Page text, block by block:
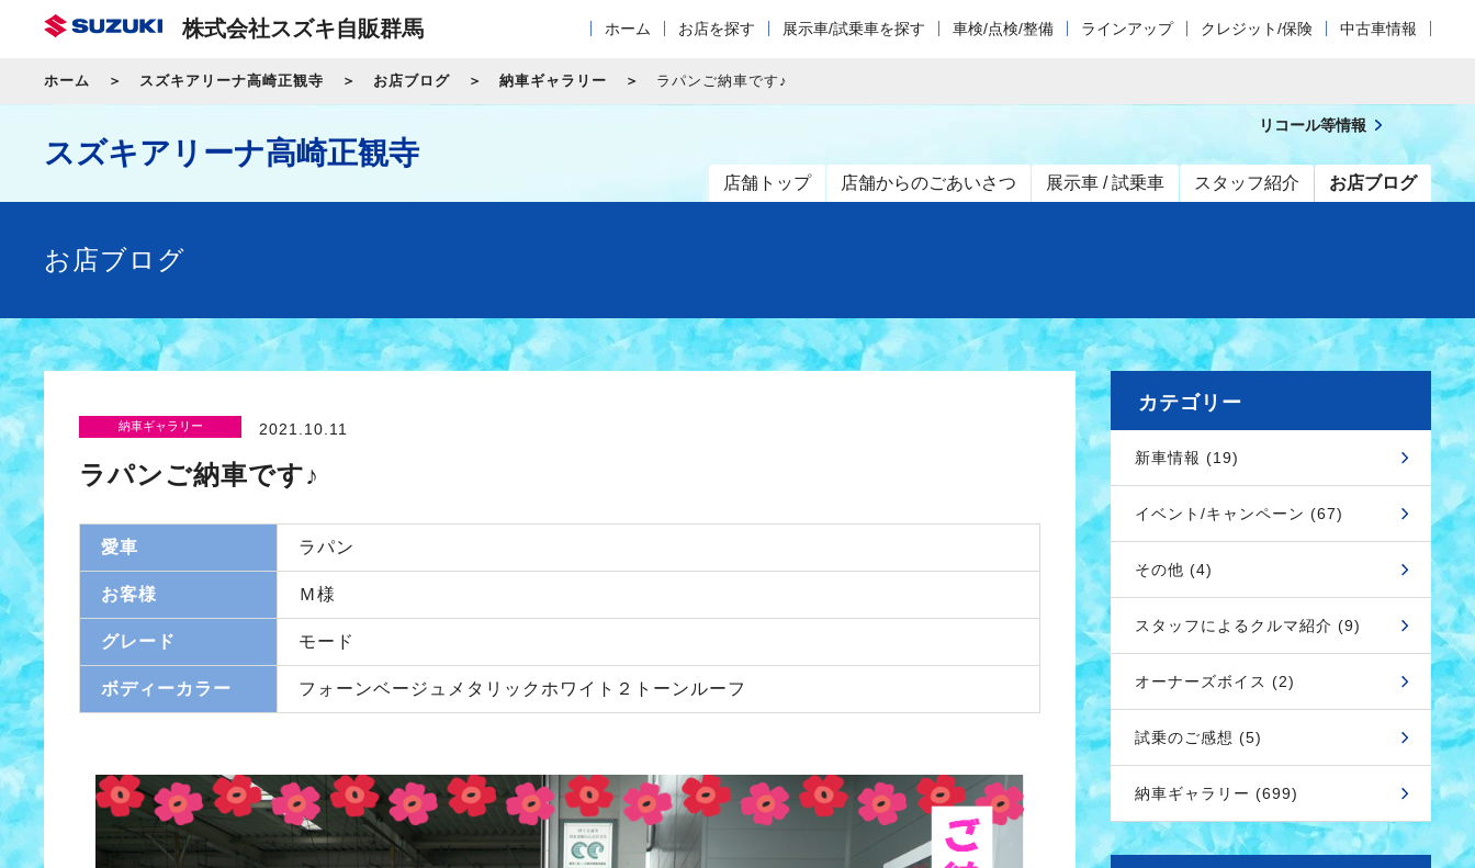
株式会社スズキ自販群馬 ホーム お店を探す 展示車/試乗車を探す 車検/点検/整備 ラインアップ クレジット/保険 中古車情報
ホーム スズキアリーナ高崎正観寺 お店ブログ 納車ギャラリー ラパンご納車です♪
スズキアリーナ高崎正観寺
店舗トップ 店舗からのごあいさつ 展示車 / 試乗車 スタッフ紹介 お店ブログ
リコール等情報
お店ブログ
納車ギャラリー 2021.10.11
ラパンご納車です♪
愛車 ラパン
お客様 Ｍ様
グレード モード
ボディーカラー フォーンベージュメタリックホワイト２トーンルーフ
カテゴリー
新車情報 (19)
イベント/キャンペーン (67)
その他 (4)
スタッフによるクルマ紹介 (9)
オーナーズボイス (2)
試乗のご感想 (5)
納車ギャラリー (699)